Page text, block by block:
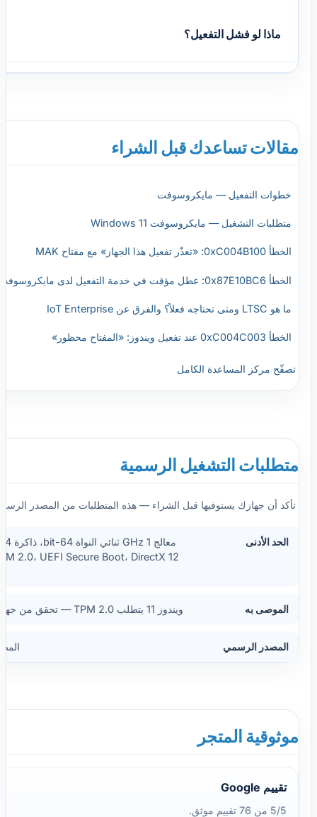
ماذا لو فشل التفعيل؟
مقالات تساعدك قبل الشراء
خطوات التفعيل — مايكروسوفت
متطلبات التشغيل — مايكروسوفت Windows 11
الخطأ 0xC004B100: «تعذّر تفعيل هذا الجهاز» مع مفتاح MAK
الخطأ 0x87E10BC6: عطل مؤقت في خدمة التفعيل لدى مايكروسوفت
ما هو LTSC ومتى تحتاجه فعلاً؟ والفرق عن IoT Enterprise
الخطأ 0xC004C003 عند تفعيل ويندوز: «المفتاح محظور»
تصفّح مركز المساعدة الكامل
متطلبات التشغيل الرسمية
تأكد أن جهازك يستوفيها قبل الشراء — هذه المتطلبات من المصدر
الحد الأدنى
الموصى به ويندوز 11 يتطلب TPM 2.0 — تحقق من جهازك قبل الشراء
المصدر الرسمي
موثوقية المتجر
تقييم Google
5/5 من 76 تقييم موثق.